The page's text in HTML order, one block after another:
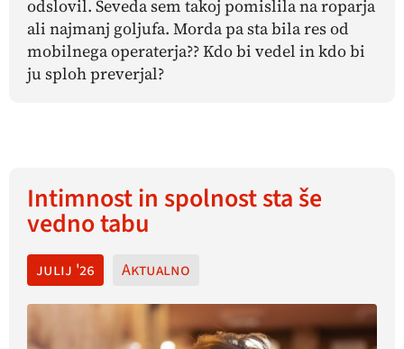
odslovil. Seveda sem takoj pomislila na roparja
ali najmanj goljufa. Morda pa sta bila res od
mobilnega operaterja?? Kdo bi vedel in kdo bi
ju sploh preverjal?
Intimnost in spolnost sta še
vedno tabu
julij '26 Aktualno